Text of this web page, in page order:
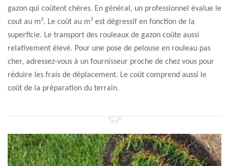
gazon qui coûtent chères. En général, un professionnel évalue le
cout au m². Le coût au m² est dégressif en fonction de la
superficie. Le transport des rouleaux de gazon coûte aussi
relativement élevé. Pour une pose de pelouse en rouleau pas
cher, adressez-vous à un fournisseur proche de chez vous pour
réduire les frais de déplacement. Le coût comprend aussi le
coût de la préparation du terrain.